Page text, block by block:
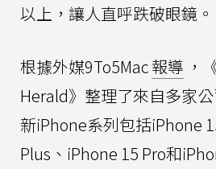
以上，讓人直呼跌破眼鏡。
根據外媒9To5Mac報導 ，
Herald》整理了來自多家
新iPhone系列包括iPhone
Plus、iPhone 15 Pro和